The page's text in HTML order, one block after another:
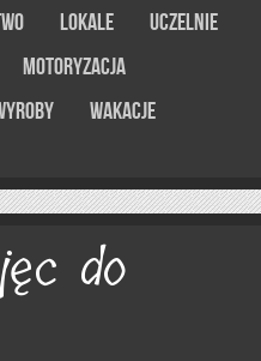
Lokale
Uczelnie
Motoryzacja
Wakacje
do